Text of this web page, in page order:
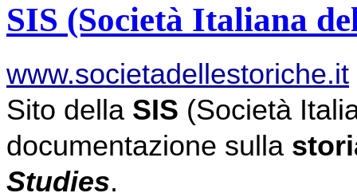
SIS (Società Italiana
www.societadellestoriche.it
Sito della SIS (Società
documentazione sulla
Studies.